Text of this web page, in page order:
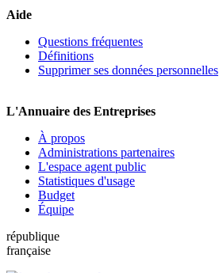
Aide
Questions fréquentes
Définitions
Supprimer ses données personnelles
L'Annuaire des Entreprises
À propos
Administrations partenaires
L'espace agent public
Statistiques d'usage
Budget
Équipe
république
française